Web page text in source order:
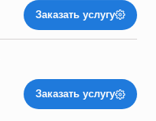
Заказать услугу
Заказать услугу